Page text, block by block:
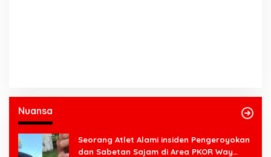
Nuansa
Seorang Atlet Alami insiden Pengeroyokan
dan Sabetan Sajam di Area PKOR Way